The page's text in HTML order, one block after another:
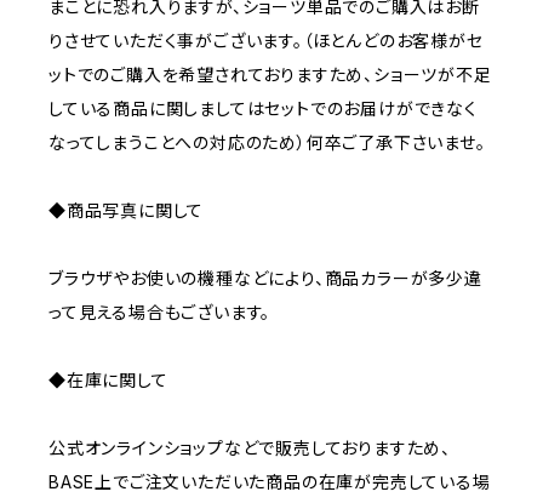
まことに恐れ入りますが、ショーツ単品でのご購入はお断
りさせていただく事がございます。（ほとんどのお客様がセ
ットでのご購入を希望されておりますため、ショーツが不足
している商品に関しましてはセットでのお届けができなく
なってしまうことへの対応のため）何卒ご了承下さいませ。
◆商品写真に関して
ブラウザやお使いの機種などにより、商品カラーが多少違
って見える場合もございます。
◆在庫に関して
公式オンラインショップなどで販売しておりますため、
BASE上でご注文いただいた商品の在庫が完売している場